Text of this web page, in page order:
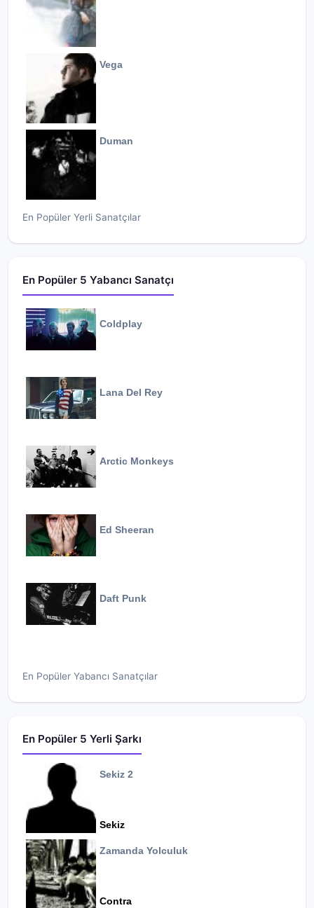
Vega
Duman
En Popüler Yerli Sanatçılar
En Popüler 5 Yabancı Sanatçı
Coldplay
Lana Del Rey
Arctic Monkeys
Ed Sheeran
Daft Punk
En Popüler Yabancı Sanatçılar
En Popüler 5 Yerli Şarkı
Sekiz 2
Sekiz
Zamanda Yolculuk
Contra